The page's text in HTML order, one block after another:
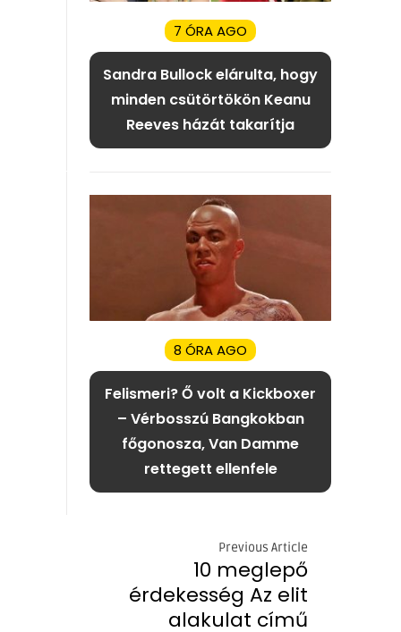
7 ÓRA AGO
Sandra Bullock elárulta, hogy
minden csütörtökön Keanu
Reeves házát takarítja
8 ÓRA AGO
Felismeri? Ő volt a Kickboxer
– Vérbosszú Bangkokban
főgonosza, Van Damme
rettegett ellenfele
Previous Article
10 meglepő
érdekesség Az elit
alakulat című